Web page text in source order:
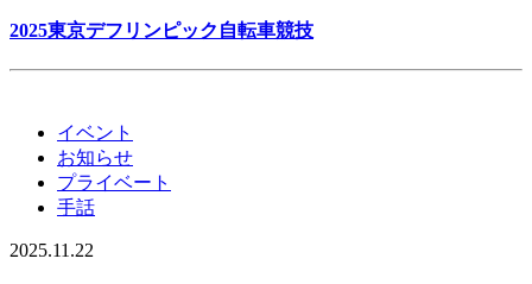
2025東京デフリンピック自転車競技
イベント
お知らせ
プライベート
手話
2025.11.22